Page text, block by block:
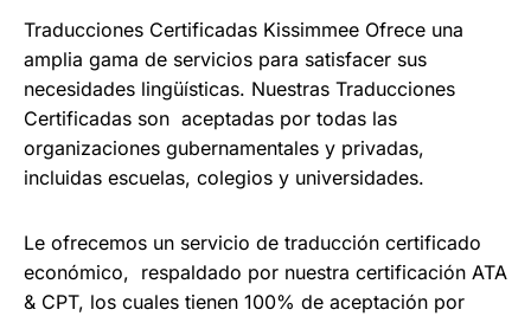
Traducciones Certificadas Kissimmee Ofrece una
amplia gama de servicios para satisfacer sus
necesidades lingüísticas. Nuestras Traducciones
Certificadas son aceptadas por todas las
organizaciones gubernamentales y privadas,
incluidas escuelas, colegios y universidades.
Le ofrecemos un servicio de traducción certificado
económico, respaldado por nuestra certificación ATA
& CPT, los cuales tienen 100% de aceptación por